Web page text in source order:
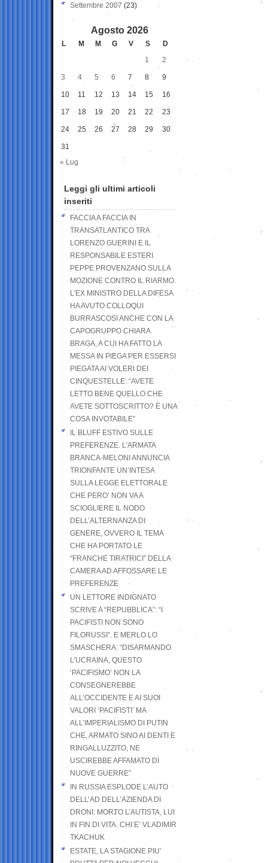
Settembre 2007 (23)
Agosto 2026
L M M G V S
D
1
2
3 4 5 6 7 8 9
10 11 12 13 14 15 16
17 18 19 20 21 22 23
24 25 26 27 28 29 30
31
« Lug
Leggi gli ultimi articoli
inseriti
FACCIA A FACCIA IN
TRANSATLANTICO TRA
LORENZO GUERINI E IL
RESPONSABILE ESTERI
PEPPE PROVENZANO SULLA
MOZIONE CONTRO IL RIARMO.
L’EX MINISTRO DELLA DIFESA
HA AVUTO COLLOQUI
BURRASCOSI ANCHE CON LA
CAPOGRUPPO CHIARA
BRAGA, A CUI HA FATTO LA
MESSA IN PIEGA PER ESSERSI
PIEGATA AI VOLERI DEI
CINQUESTELLE: “AVETE
LETTO BENE QUELLO CHE
AVETE SOTTOSCRITTO? È UNA
COSA INVOTABILE”
IL BLUFF ESTIVO SULLE
PREFERENZE. L’ARMATA
BRANCA-MELONI ANNUNCIA
TRIONFANTE UN’INTESA
SULLA LEGGE ELETTORALE
CHE PERO’ NON VA A
SCIOGLIERE IL NODO
DELL’ALTERNANZA DI
GENERE, OVVERO IL TEMA
CHE HA PORTATO LE
“FRANCHE TIRATRICI” DELLA
CAMERA AD AFFOSSARE LE
PREFERENZE
UN LETTORE INDIGNATO
SCRIVE A “REPUBBLICA”: “I
PACIFISTI NON SONO
FILORUSSI”. E MERLO LO
SMASCHERA: “DISARMANDO
L’UCRAINA, QUESTO
‘PACIFISMO’ NON LA
CONSEGNEREBBE
ALL’OCCIDENTE E AI SUOI
VALORI ‘PACIFISTI’ MA
ALL’IMPERIALISMO DI PUTIN
CHE, ARMATO SINO AI DENTI E
RINGALLUZZITO, NE
USCIREBBE AFFAMATO DI
NUOVE GUERRE”
IN RUSSIA ESPLODE L’AUTO
DELL’AD DELL’AZIENDA DI
DRONI: MORTO L’AUTISTA, LUI
IN FIN DI VITA. CHI E’ VLADIMIR
TKACHUK
ESTATE, LA STAGIONE PIU’